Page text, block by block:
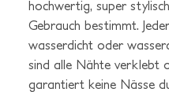
hochwertig, super
Gebrauch bestimmt.
wasserdicht oder
sind alle Nähte verklebt
garantiert keine Nässe